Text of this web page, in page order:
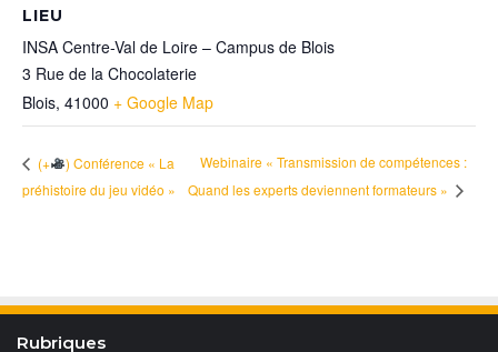
LIEU
INSA Centre-Val de Loire – Campus de Blois
3 Rue de la Chocolaterie
Blois, 41000 + Google Map
(+
) Conférence « La
préhistoire du jeu vidéo »
Webinaire « Transmission de compétences :
Quand les experts deviennent formateurs »
Rubriques